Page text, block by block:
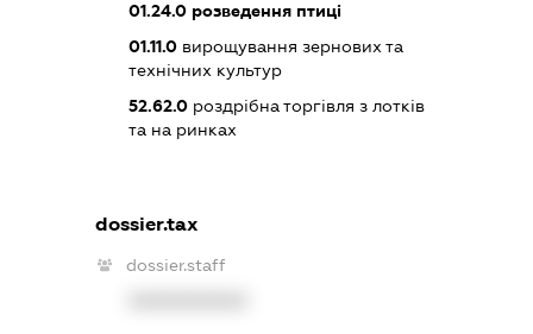
01.24.0розведення птиці
01.11.0вирощування зернових та
технічних культур
52.62.0роздрібна торгівля з лотків
та на ринках
dossier.tax
dossier.staff